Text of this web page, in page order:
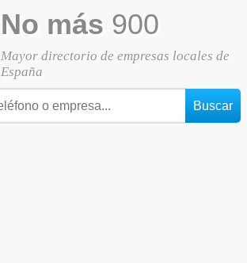
No más 900
Mayor directorio de empresas locales de
España